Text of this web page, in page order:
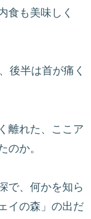
食も美味しく
後半は首が痛く
離れた、ここア
のか。
で、何かを知ら
イの森」の出だ